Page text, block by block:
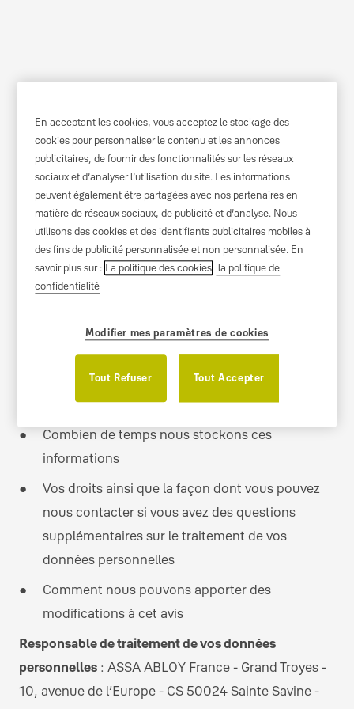
Politique de
confidentialité
ASSA ABLOY France s'engage à protéger vos
données personnelles. Cet avis de confidentialité
décrit :
Les types de données personnelles que nous
recueillons en rapport avec ce site
Comment nous utilisons cette information et
pourquoi
Avec qui nous partageons ces informations et
pourquoi
Combien de temps nous stockons ces
informations
Vos droits ainsi que la façon dont vous pouvez
nous contacter si vous avez des questions
supplémentaires sur le traitement de vos
données personnelles
Comment nous pouvons apporter des
modifications à cet avis
Responsable de traitement de vos données
personnelles : ASSA ABLOY France - Grand Troyes -
10, avenue de l’Europe - CS 50024 Sainte Savine -
En acceptant les cookies, vous acceptez le stockage des
cookies pour personnaliser le contenu et les annonces
publicitaires, de fournir des fonctionnalités sur les réseaux
sociaux et d’analyser l’utilisation du site. Les informations
peuvent également être partagées avec nos partenaires en
matière de réseaux sociaux, de publicité et d’analyse. Nous
utilisons des cookies et des identifiants publicitaires mobiles à
des fins de publicité personnalisée et non personnalisée. En
savoir plus sur : La politique des cookies la politique de
confidentialité
Modifier mes paramètres de cookies
Tout Refuser Tout Accepter